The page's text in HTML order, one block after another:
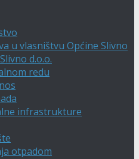
u vlasništvu Općine Slivno
d.o.o.
redu
infrastrukture
otpadom